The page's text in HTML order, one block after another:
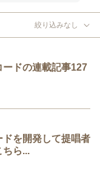
絞り込みなし
ドの連載記事127
を開発して提唱者
ちら...